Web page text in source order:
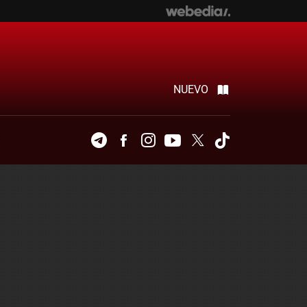
NUEVO
TelegramFacebookInstagramYoutubeTwitter